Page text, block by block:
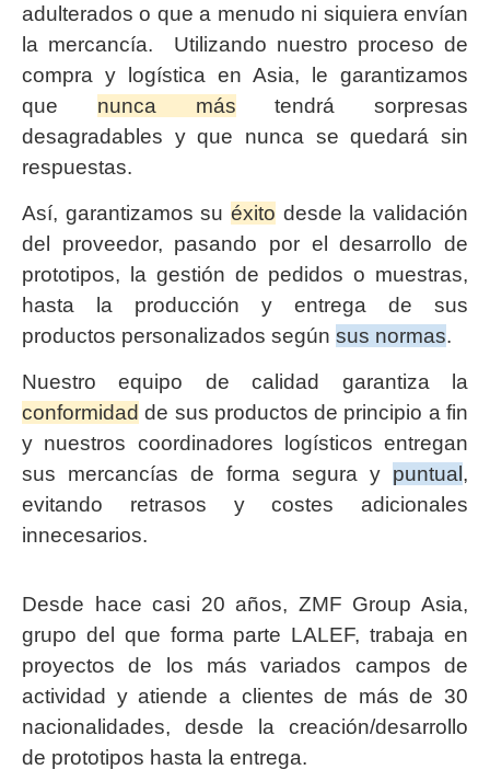
adulterados o que a menudo ni siquiera envían
la mercancía. Utilizando nuestro proceso de
compra y logística en Asia, le garantizamos
que nunca más tendrá sorpresas
desagradables y que nunca se quedará sin
respuestas.
Así, garantizamos su éxito desde la validación
del proveedor, pasando por el desarrollo de
prototipos, la gestión de pedidos o muestras,
hasta la producción y entrega de sus
productos personalizados según sus normas.
Nuestro equipo de calidad garantiza la
conformidad de sus productos de principio a fin
y nuestros coordinadores logísticos entregan
sus mercancías de forma segura y puntual ,
evitando retrasos y costes adicionales
innecesarios.
Desde hace casi 20 años, ZMF Group Asia,
grupo del que forma parte LALEF, trabaja en
proyectos de los más variados campos de
actividad y atiende a clientes de más de 30
nacionalidades, desde la creación/desarrollo
de prototipos hasta la entrega.